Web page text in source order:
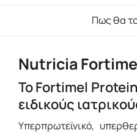
Πως θα
Nutricia
Το Fortimel
ειδικούς
Υπερπρωτεϊνικό,